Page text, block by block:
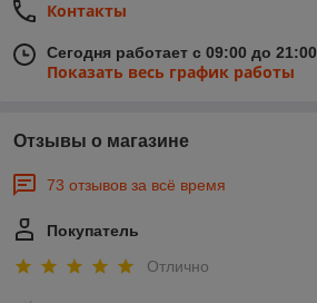
Контакты
Сегодня работает с 09:00 до 21:00
Показать весь график работы
Отзывы о магазине
73 отзывов за всё время
Покупатель
Отлично